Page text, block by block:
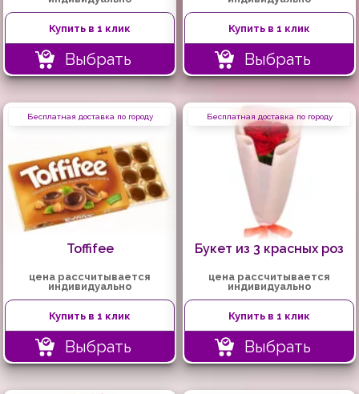
Купить в 1 клик
Выбрать
Купить в 1 клик
Выбрать
Бесплатная доставка по городу
Toffifee
цена рассчитывается
индивидуально
Купить в 1 клик
Выбрать
Бесплатная доставка по городу
Букет из 3 красных роз
цена рассчитывается
индивидуально
Купить в 1 клик
Выбрать